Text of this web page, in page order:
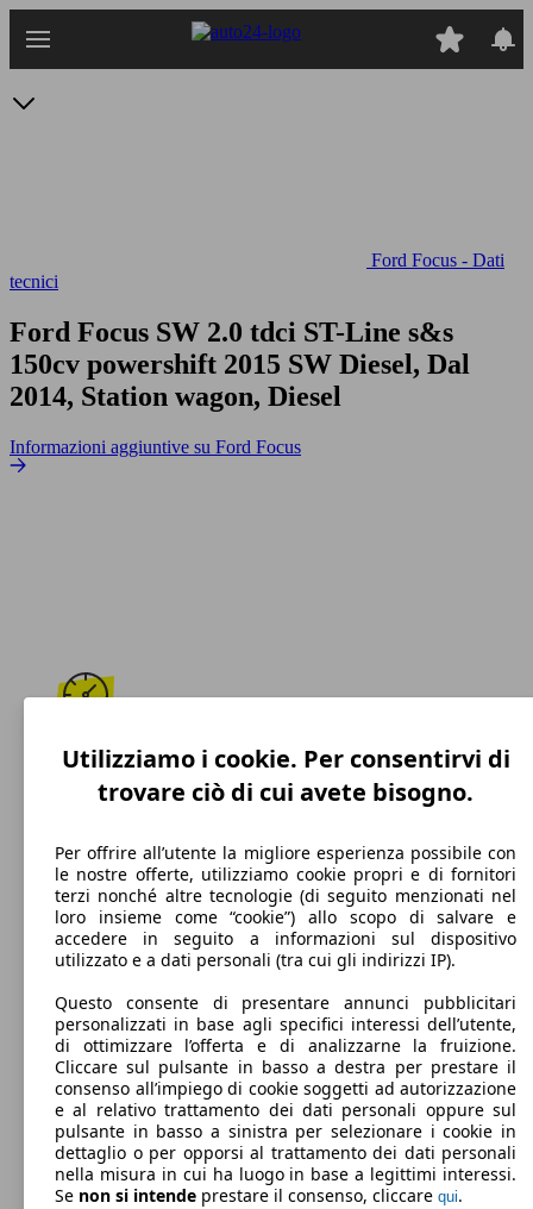
Ford Focus - Dati
tecnici
Ford Focus SW 2.0 tdci ST-Line s&s
150cv powershift 2015 SW Diesel, Dal
2014, Station wagon, Diesel
Informazioni aggiuntive su Ford Focus
210 km/h
Velocità massima
Diesel
Carburante
115 g/km
Emissioni di CO2 (combinato)*
Utilizziamo i cookie. Per consentirvi di
trovare ciò di cui avete bisogno.
Per offrire all’utente la migliore esperienza possibile con
le nostre offerte, utilizziamo cookie propri e di fornitori
terzi nonché altre tecnologie (di seguito menzionati nel
loro insieme come “cookie”) allo scopo di salvare e
accedere in seguito a informazioni sul dispositivo
utilizzato e a dati personali (tra cui gli indirizzi IP).
Questo consente di presentare annunci pubblicitari
personalizzati in base agli specifici interessi dell’utente,
di ottimizzare l’offerta e di analizzarne la fruizione.
Cliccare sul pulsante in basso a destra per prestare il
consenso all’impiego di cookie soggetti ad autorizzazione
e al relativo trattamento dei dati personali oppure sul
pulsante in basso a sinistra per selezionare i cookie in
dettaglio o per opporsi al trattamento dei dati personali
nella misura in cui ha luogo in base a legittimi interessi.
Se non si intende prestare il consenso, cliccare qui.